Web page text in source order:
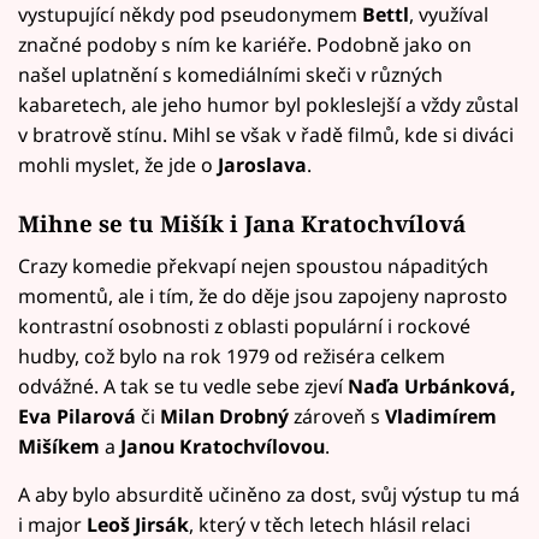
vystupující někdy pod pseudonymem Bettl, využíval
značné podoby s ním ke kariéře. Podobně jako on
našel uplatnění s komediálními skeči v různých
kabaretech, ale jeho humor byl pokleslejší a vždy zůstal
v bratrově stínu. Mihl se však v řadě filmů, kde si diváci
mohli myslet, že jde o Jaroslava.
Mihne se tu Mišík i Jana Kratochvílová
Crazy komedie překvapí nejen spoustou nápaditých
momentů, ale i tím, že do děje jsou zapojeny naprosto
kontrastní osobnosti z oblasti populární i rockové
hudby, což bylo na rok 1979 od režiséra celkem
odvážné. A tak se tu vedle sebe zjevíNaďa Urbánková,
Eva Pilarová či Milan Drobnýzároveň s Vladimírem
Mišíkem a Janou Kratochvílovou.
A aby bylo absurditě učiněno za dost, svůj výstup tu má
i major Leoš Jirsák, který v těch letech hlásil relaci